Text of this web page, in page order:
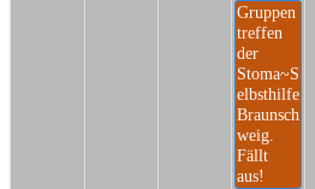
Gruppen
treffen
der
Stoma~S
elbsthilfe
Braunsch
weig.
Fällt
aus!